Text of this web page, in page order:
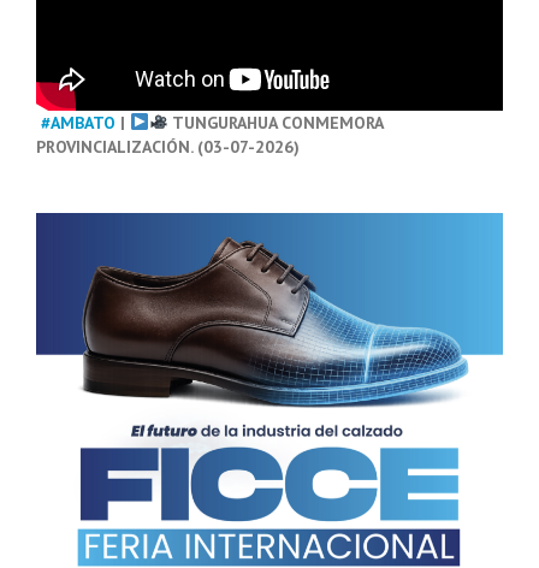
#AMBATO |
TUNGURAHUA CONMEMORA
PROVINCIALIZACIÓN. (03-07-2026)